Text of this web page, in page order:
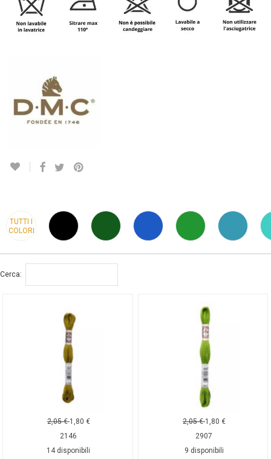
TUTTI I
COLORI
Cerca:
2,05€ 1,80 €
2146
14 disponibili
2,05€ 1,80 €
2907
9 disponibili